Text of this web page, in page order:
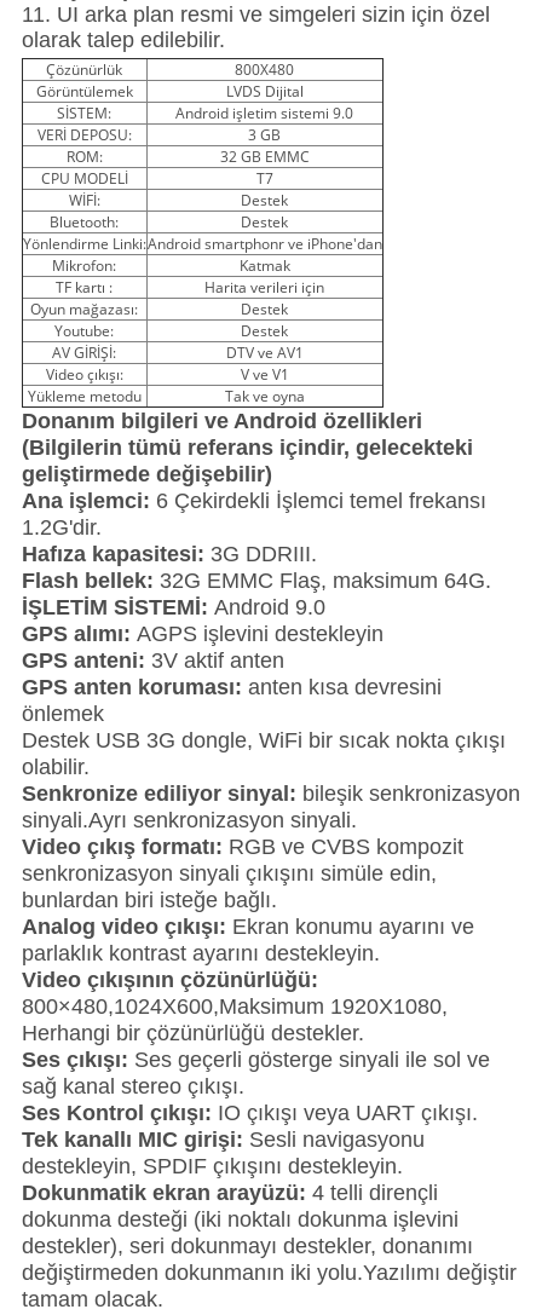
11. UI arka plan resmi ve simgeleri sizin için özel
olarak talep edilebilir.
Çözünürlük
800X480
Görüntülemek
LVDS Dijital
SİSTEM:
Android işletim sistemi 9.0
VERİ DEPOSU:
3 GB
ROM:
32 GB EMMC
CPU MODELİ
T7
WİFİ:
Destek
Bluetooth:
Destek
Yönlendirme Linki:Android smartphonr ve iPhone'dan
Mikrofon:
Katmak
TF kartı :
Harita verileri için
Oyun mağazası:
Destek
Youtube:
Destek
AV GİRİŞİ:
DTV ve AV1
Video çıkışı:
V ve V1
Yükleme metodu
Tak ve oyna
Donanım bilgileri ve Android özellikleri
(Bilgilerin tümü referans içindir, gelecekteki
geliştirmede değişebilir)
Ana işlemci: 6 Çekirdekli İşlemci temel frekansı
1.2G'dir.
Hafıza kapasitesi: 3G DDRIII.
Flash bellek: 32G EMMC Flaş, maksimum 64G.
İŞLETİM SİSTEMİ: Android 9.0
GPS alımı: AGPS işlevini destekleyin
GPS anteni: 3V aktif anten
GPS anten koruması: anten kısa devresini
önlemek
Destek USB 3G dongle, WiFi bir sıcak nokta çıkışı
olabilir.
Senkronize ediliyor sinyal : bileşik senkronizasyon
sinyali.Ayrı senkronizasyon sinyali.
Video çıkış formatı: RGB ve CVBS kompozit
senkronizasyon sinyali çıkışını simüle edin,
bunlardan biri isteğe bağlı.
Analog video çıkışı: Ekran konumu ayarını ve
parlaklık kontrast ayarını destekleyin.
Video çıkışının çözünürlüğü:
800×480,1024X600,Maksimum 1920X1080,
Herhangi bir çözünürlüğü destekler.
Ses çıkışı: Ses geçerli gösterge sinyali ile sol ve
sağ kanal stereo çıkışı.
Ses Kontrol çıkışı: IO çıkışı veya UART çıkışı.
Tek kanallı MIC girişi: Sesli navigasyonu
destekleyin, SPDIF çıkışını destekleyin.
Dokunmatik ekran arayüzü: 4 telli dirençli
dokunma desteği (iki noktalı dokunma işlevini
destekler), seri dokunmayı destekler, donanımı
değiştirmeden dokunmanın iki yolu.Yazılımı değiştir
tamam olacak.